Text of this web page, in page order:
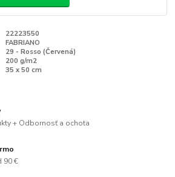
22223550
FABRIANO
29 - Rosso (Červená)
200 g/m2
35 x 50 cm
+ Odbornosť a ochota
90 €